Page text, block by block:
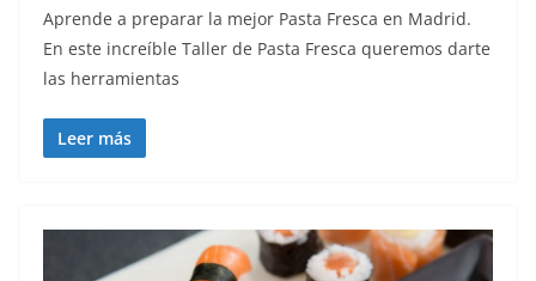
Aprende a preparar la mejor Pasta Fresca en Madrid.
En este increíble Taller de Pasta Fresca queremos darte
las herramientas
Leer más